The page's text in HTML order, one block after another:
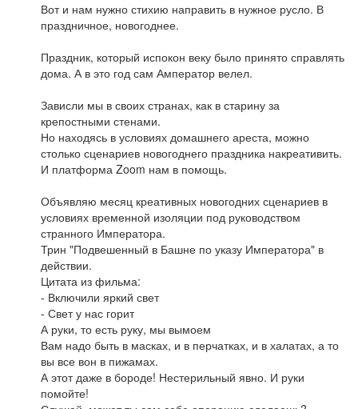
Вот и нам нужно стихию направить в нужное русло. В
праздничное, новогоднее.
Праздник, который испокон веку было принято справлять
дома. А в это год сам Амператор велел.
Зависли мы в своих странах, как в старину за
крепостными стенами.
Но находясь в условиях домашнего ареста, можно
столько сценариев новогоднего праздника накреативить.
И платформа Zoom нам в помощь.
Объявляю месяц креативных новогодних сценариев в
условиях временной изоляции под руководством
странного Императора.
Трин "Подвешенный в Башне по указу Императора" в
действии.
Цитата из фильма:
- Включили яркий свет
- Свет у нас горит
А руки, то есть руку, мы вымоем
Вам надо быть в масках, и в перчатках, и в халатах, а то
вы все вон в пижамах.
А этот даже в бороде! Нестерильный явно. И руки
помойте!